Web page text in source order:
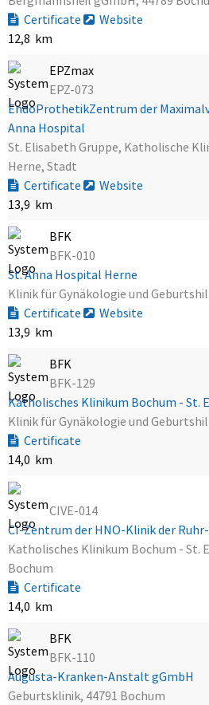
Certificate
Website
12,8 km
EPZmax
EPZ-073
EndoProthetikZentrum der
Anna Hospital
St. Elisabeth Gruppe, Katholische
Herne, Stadt
Certificate
Website
13,9 km
BFK
BFK-010
St. Anna Hospital Herne
Klinik für Gynäkologie und
Certificate
Website
13,9 km
BFK
BFK-129
Katholisches Klinikum Bochum - St.
Klinik für Gynäkologie und
Certificate
14,0 km
CIVE-014
CI-Zentrum der HNO-Klinik der
Katholisches Klinikum Bochum - St.
Bochum
Certificate
14,0 km
BFK
BFK-110
Augusta-Kranken-Anstalt gGmbH
Geburtsklinik, 44791 Bochum